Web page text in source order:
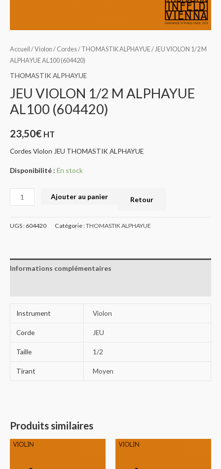
Accueil /Violon / Cordes/ THOMASTIK ALPHAYUE/ JEU VIOLON 1/2 M
ALPHAYUE AL100 (604420)
THOMASTIK ALPHAYUE
JEU VIOLON 1/2 M ALPHAYUE
AL100 (604420)
23,50€ HT
Cordes Violon JEU THOMASTIK ALPHAYUE
Disponibilité : En stock
Ajouter au panier Retour
UGS : 604420 Catégorie :THOMASTIK ALPHAYUE
Informations complémentaires
Instrument Violon
Corde JEU
Taille 1/2
Tirant Moyen
Produits similaires